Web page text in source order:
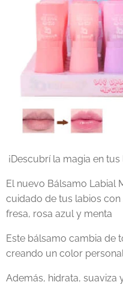
¡Descubrí la magia en tus
El nuevo Bálsamo Labial
cuidado de tus labios
fresa, rosa azul y menta
Este bálsamo cambia de
creando un color
Además, hidrata, suaviza